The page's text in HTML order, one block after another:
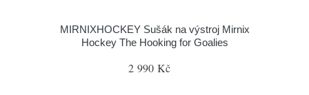
MIRNIXHOCKEY Sušák na výstroj Mirnix
Hockey The Hooking for Goalies
2 990 Kč